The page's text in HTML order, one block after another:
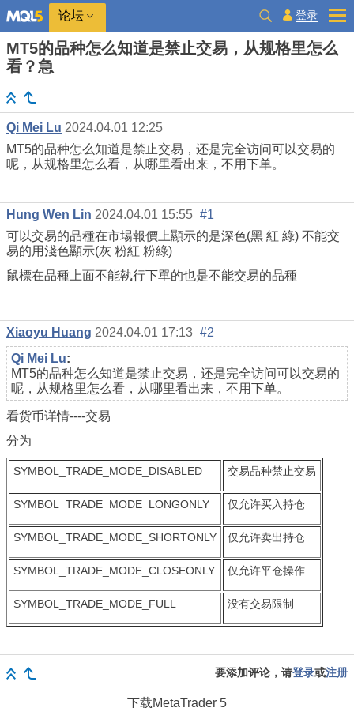
论坛 登录
MT5的品种怎么知道是禁止交易，从规格里怎么
看？急
Qi Mei Lu 2024.04.01 12:25
MT5的品种怎么知道是禁止交易，还是完全访问可以交易的
呢，从规格里怎么看，从哪里看出来，不用下单。
Hung Wen Lin 2024.04.01 15:55 #1
可以交易的品種在市場報價上顯示的是深色(黑 紅 綠) 不能交
易的用淺色顯示(灰 粉紅 粉綠)
鼠標在品種上面不能執行下單的也是不能交易的品種
Xiaoyu Huang 2024.04.01 17:13 #2
Qi Mei Lu:
MT5的品种怎么知道是禁止交易，还是完全访问可以交易的
呢，从规格里怎么看，从哪里看出来，不用下单。
看货币详情----交易
分为
SYMBOL_TRADE_MODE_DISABLED 交易品种禁止交易
SYMBOL_TRADE_MODE_LONGONLY 仅允许买入持仓
SYMBOL_TRADE_MODE_SHORTONLY 仅允许卖出持仓
SYMBOL_TRADE_MODE_CLOSEONLY 仅允许平仓操作
SYMBOL_TRADE_MODE_FULL 没有交易限制
要添加评论，请登录或注册
下载MetaTrader 5